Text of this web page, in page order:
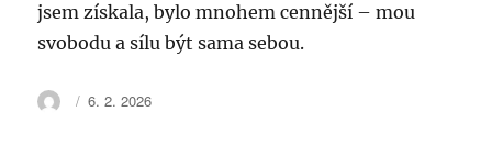
jsem získala, bylo mnohem cennější – mou
svobodu a sílu být sama sebou.
Autor:
Publikováno:
6. 2. 2026